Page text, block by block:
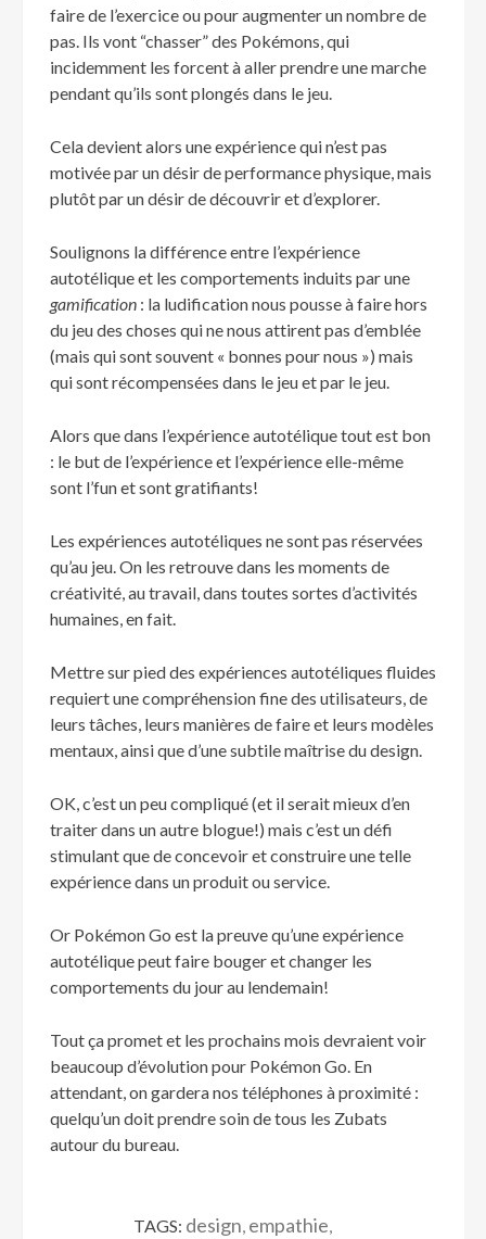
faire de l’exercice ou pour augmenter un nombre de
pas. Ils vont “chasser” des Pokémons, qui
incidemment les forcent à aller prendre une marche
pendant qu’ils sont plongés dans le jeu.
Cela devient alors une expérience qui n’est pas
motivée par un désir de performance physique, mais
plutôt par un désir de découvrir et d’explorer.
Soulignons la différence entre l’expérience
autotélique et les comportements induits par une
gamification : la ludification nous pousse à faire hors
du jeu des choses qui ne nous attirent pas d’emblée
(mais qui sont souvent « bonnes pour nous ») mais
qui sont récompensées dans le jeu et par le jeu.
Alors que dans l’expérience autotélique tout est bon
: le but de l’expérience et l’expérience elle-même
sont l’fun et sont gratifiants!
Les expériences autotéliques ne sont pas réservées
qu’au jeu. On les retrouve dans les moments de
créativité, au travail, dans toutes sortes d’activités
humaines, en fait.
Mettre sur pied des expériences autotéliques fluides
requiert une compréhension fine des utilisateurs, de
leurs tâches, leurs manières de faire et leurs modèles
mentaux, ainsi que d’une subtile maîtrise du design.
OK, c’est un peu compliqué (et il serait mieux d’en
traiter dans un autre blogue!) mais c’est un défi
stimulant que de concevoir et construire une telle
expérience dans un produit ou service.
Or Pokémon Go est la preuve qu’une expérience
autotélique peut faire bouger et changer les
comportements du jour au lendemain!
Tout ça promet et les prochains mois devraient voir
beaucoup d’évolution pour Pokémon Go. En
attendant, on gardera nos téléphones à proximité :
quelqu’un doit prendre soin de tous les Zubats
autour du bureau.
TAGS: design empathie